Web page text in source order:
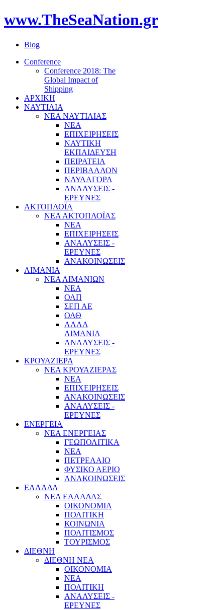
www.TheSeaNation.gr
Blog
Conference
Conference 2018: The
Global Impact of
Shipping
ΑΡΧΙΚΗ
ΝΑΥΤΙΛΙΑ
ΝΕΑ ΝΑΥΤΙΛΙΑΣ
ΝΕΑ
ΕΠΙΧΕΙΡΗΣΕΙΣ
ΝΑΥΤΙΚΗ
ΕΚΠΑΙΔΕΥΣΗ
ΠΕΙΡΑΤΕΙΑ
ΠΕΡΙΒΑΛΛΟΝ
ΝΑΥΛΑΓΟΡΑ
ΑΝΑΛΥΣΕΙΣ -
ΕΡΕΥΝΕΣ
ΑΚΤΟΠΛΟΪΑ
ΝΕΑ ΑΚΤΟΠΛΟΪΑΣ
ΝΕΑ
ΕΠΙΧΕΙΡΗΣΕΙΣ
ΑΝΑΛΥΣΕΙΣ -
ΕΡΕΥΝΕΣ
ΑΝΑΚΟΙΝΩΣΕΙΣ
ΛΙΜΑΝΙΑ
ΝΕΑ ΛΙΜΑΝΙΩΝ
ΝΕΑ
ΟΛΠ
ΣΕΠ ΑΕ
ΟΛΘ
ΑΛΛΑ
ΛΙΜΑΝΙΑ
ΑΝΑΛΥΣΕΙΣ -
ΕΡΕΥΝΕΣ
ΚΡΟΥΑΖΙΕΡΑ
ΝΕΑ ΚΡΟΥΑΖΙΕΡΑΣ
NEA
ΕΠΙΧΕΙΡΗΣΕΙΣ
ΑΝΑΚΟΙΝΩΣΕΙΣ
ΑΝΑΛΥΣΕΙΣ -
ΕΡΕΥΝΕΣ
ΕΝΕΡΓΕΙΑ
ΝΕΑ ΕΝΕΡΓΕΙΑΣ
ΓΕΩΠΟΛΙΤΙΚΑ
ΝΕΑ
ΠΕΤΡΕΛΑΙΟ
ΦΥΣΙΚΟ ΑΕΡΙΟ
ΑΝΑΚΟΙΝΩΣΕΙΣ
ΕΛΛΑΔΑ
ΝΕΑ ΕΛΛΑΔΑΣ
ΟΙΚΟΝΟΜΙΑ
ΠΟΛΙΤΙΚΗ
ΚΟΙΝΩΝΙΑ
ΠΟΛΙΤΙΣΜΟΣ
ΤΟΥΡΙΣΜΟΣ
ΔΙΕΘΝΗ
ΔΙΕΘΝΗ ΝΕΑ
ΟΙΚΟΝΟΜΙΑ
ΝΕΑ
ΠΟΛΙΤΙΚΗ
ΑΝΑΛΥΣΕΙΣ -
ΕΡΕΥΝΕΣ